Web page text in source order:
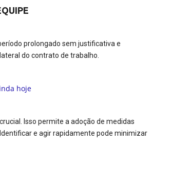
prolongado sem justificativa e
do contrato de trabalho.
Isso permite a adoção de medidas
e agir rapidamente pode minimizar